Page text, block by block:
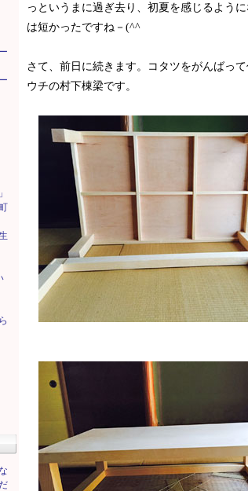
っというまに過ぎ去り、初夏を感じるよう
は短かったですね－(^^ゞ
さて、前日に続きます。コタツをがんばっ
ウチの村下棟梁です。